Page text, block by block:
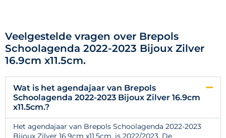
Veelgestelde vragen over Brepols
Schoolagenda 2022-2023 Bijoux Zilver
16.9cm x11.5cm.
Wat is het agendajaar van Brepols
Schoolagenda 2022-2023 Bijoux Zilver 16.9cm
x11.5cm.?
Het agendajaar van Brepols Schoolagenda 2022-2023
Bijoux Zilver 16.9cm x11.5cm. is 2022/2023. De